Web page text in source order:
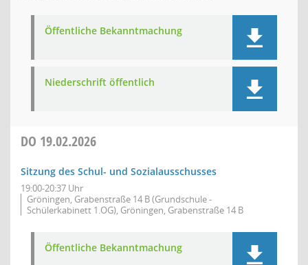
Öffentliche Bekanntmachung
Niederschrift öffentlich
DO 19.02.2026
Sitzung des Schul- und Sozialausschusses
19:00-20:37 Uhr
Gröningen, Grabenstraße 14 B (Grundschule -
Schülerkabinett 1.OG), Gröningen, Grabenstraße 14 B
Öffentliche Bekanntmachung